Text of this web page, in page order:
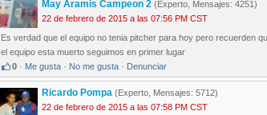
May Aramis Campeon 2 (Experto, Mensajes: 4251)
22 de febrero de 2015 a las 07:56 PM CST
Es verdad que el equipo no tenia pitcher para hoy pero recuerden
el equipo esta muerto seguimos en primer lugar
0 · Me gusta · No me gusta · Denunciar
Ricardo Pompa (Experto, Mensajes: 5712)
22 de febrero de 2015 a las 07:58 PM CST